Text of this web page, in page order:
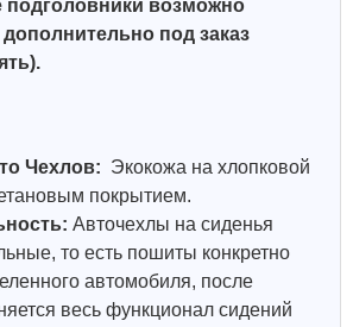
подголовники возможно
под заказ
Чехлов: Экокожа на хлопковой
покрытием.
Авточехлы на сиденья
то есть пошиты конкретно
автомобиля, после
весь функционал сидений